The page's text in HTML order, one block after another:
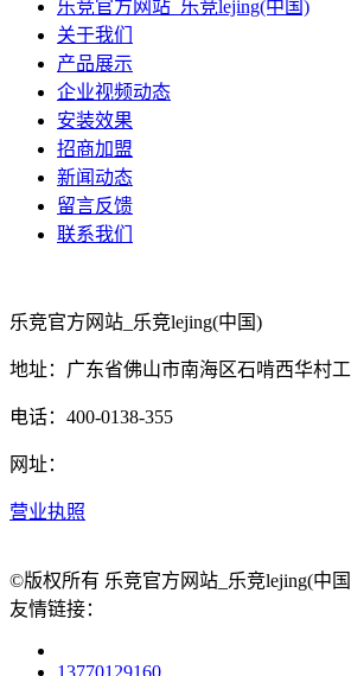
乐竞官方网站_乐竞lejing(中国)
关于我们
产品展示
企业视频动态
安装效果
招商加盟
新闻动态
留言反馈
联系我们
乐竞官方网站_乐竞lejing(中国)
地址：广东省佛山市南海区石啃西华村
电话：400-0138-355
网址：
营业执照
©版权所有 乐竞官方网站_乐竞lejing(中国
友情链接：
13770129160